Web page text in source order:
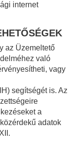
internet
az Üzemeltető
való
vagy
segítségét is. Az
a
adatok